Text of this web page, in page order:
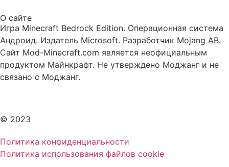
О сайте
Игра Minecraft Bedrock Edition. Операционная система
Андроид. Издатель Microsoft. Разработчик Mojang AB.
Сайт Mod-Minecraft.com является неофициальным
продуктом Майнкрафт. Не утверждено Моджанг и не
связано с Моджанг.
© 2023
Политика конфиденциальности
Политика использования файлов cookie